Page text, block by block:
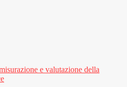
e valutazione della